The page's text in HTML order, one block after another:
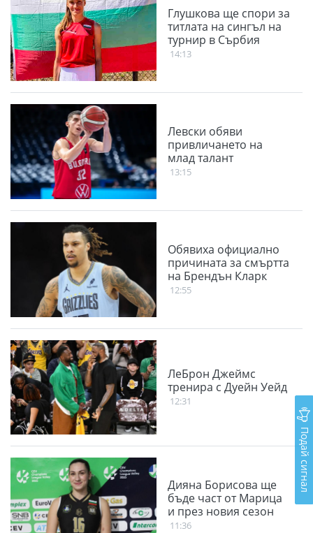
Глушкова ще спори за
титлата на сингъл на
турнир в Сърбия
14:13
Левски обяви
привличането на
млад талант
13:15
Обявиха официално
причината за смъртта
на Брендън Кларк
12:55
ЛеБрон Джеймс
тренира с Дуейн Уейд
12:31
Дияна Борисова ще
бъде част от Марица
и през новия сезон
11:36
Подай сигнал